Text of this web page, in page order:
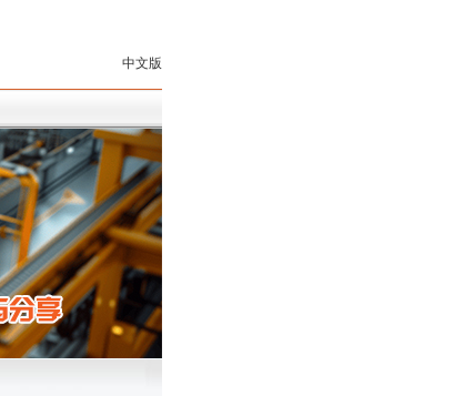
中文版